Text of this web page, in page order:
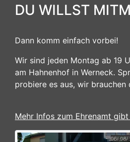
DU WILLST
Dann komm einfach vorbei!
Wir sind jeden Montag ab 19
am Hahnenhof in Werneck.
probiere es aus, wir brauchen
Mehr Infos zum Ehrenamt gibt